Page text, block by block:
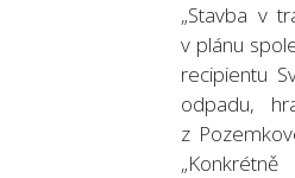
„Stavba v
v plánu
recipientu
odpadu,
z